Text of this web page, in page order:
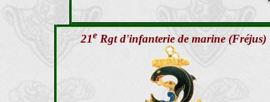
21e Rgt d'infanterie de marine (Fréjus)